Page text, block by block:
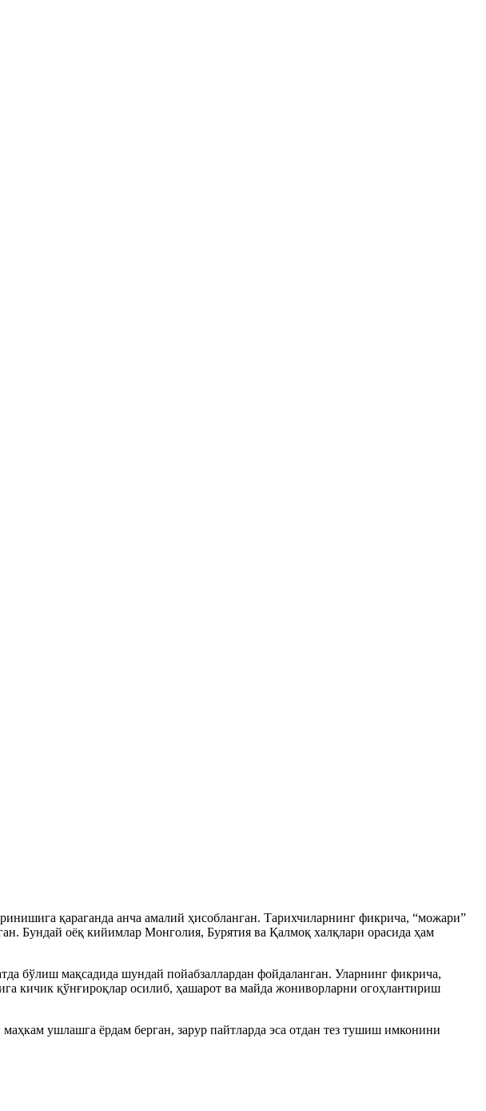
қараганда анча амалий ҳисобланган. Тарихчиларнинг фикрича, “можари”
Бундай оёқ кийимлар Монголия, Бурятия ва Қалмоқ халқлари орасида ҳам
бўлиш мақсадида шундай пойабзаллардан фойдаланган. Уларнинг фикрича,
кичик қўнғироқлар осилиб, ҳашарот ва майда жониворларни огоҳлантириш
ушлашга ёрдам берган, зарур пайтларда эса отдан тез тушиш имконини